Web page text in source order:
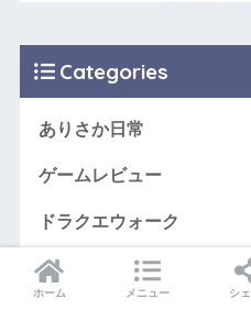
Categories
ありさか日常
ゲームレビュー
ドラクエウォーク
ホーム メニュー シ